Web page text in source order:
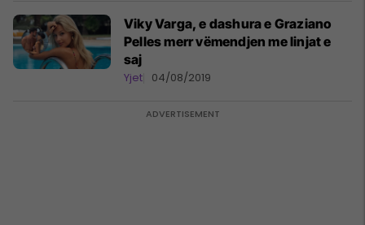
Viky Varga, e dashura e Graziano
Pelles merr vëmendjen me linjat e
saj
Yjet 04/08/2019